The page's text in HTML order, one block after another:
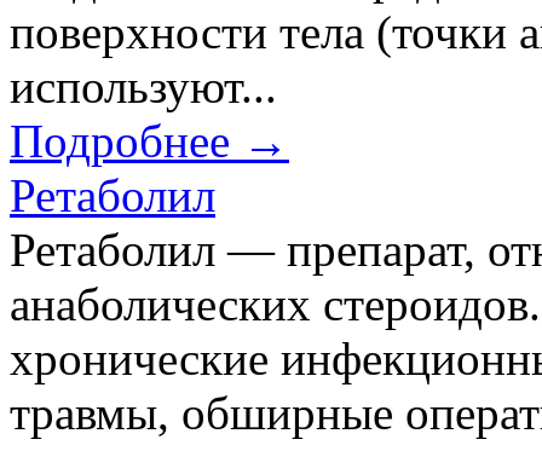
поверхности тела (точки
используют...
Подробнее →
Ретаболил
Ретаболил — препарат,
анаболических
хронические
травмы, обширные